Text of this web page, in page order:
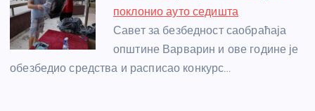
поклонио ауто седишта
Савет за безбедност саобраћаја
општине Варварин и ове године је
обезбедио средства и расписао конкурс…